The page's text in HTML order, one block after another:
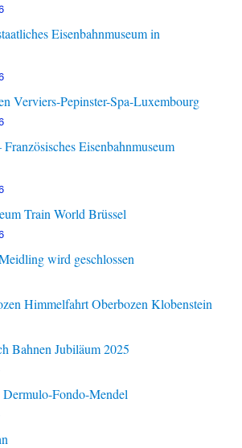
Eisenbahnmuseum in
Verviers-Pepinster-Spa-Luxembourg
Eisenbahnmuseum
Train World Brüssel
wird geschlossen
Himmelfahrt Oberbozen Klobenstein
Bahnen Jubiläum 2025
Dermulo-Fondo-Mendel